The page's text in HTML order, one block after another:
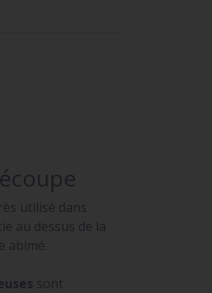
utilisé dans
au dessus de la
abimé.
sont